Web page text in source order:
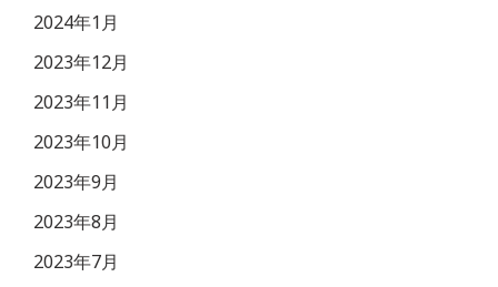
2024年1月
2023年12月
2023年11月
2023年10月
2023年9月
2023年8月
2023年7月